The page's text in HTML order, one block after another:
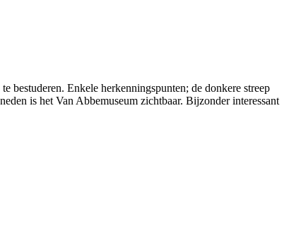
Enkele herkenningspunten; de donkere streep
is het Van Abbemuseum zichtbaar. Bijzonder interessant